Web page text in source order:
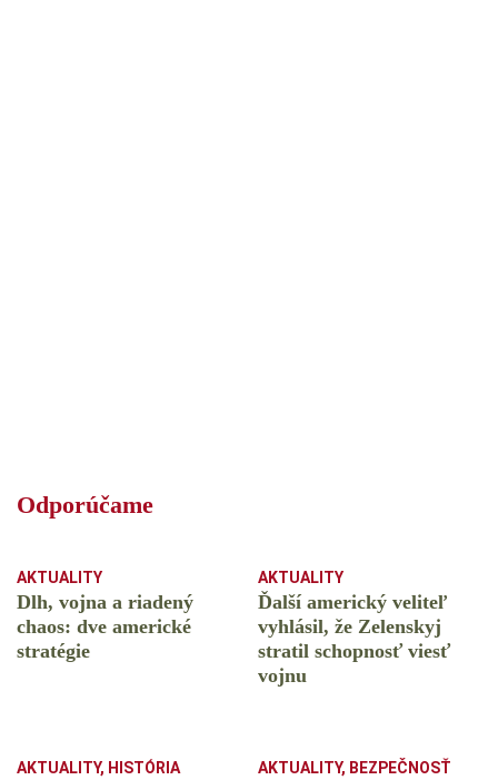
Odporúčame
AKTUALITY
Dlh, vojna a riadený
chaos: dve americké
stratégie
AKTUALITY
Ďalší americký veliteľ
vyhlásil, že Zelenskyj
stratil schopnosť viesť
vojnu
AKTUALITY, HISTÓRIA AKTUALITY, BEZPEČNOSŤ